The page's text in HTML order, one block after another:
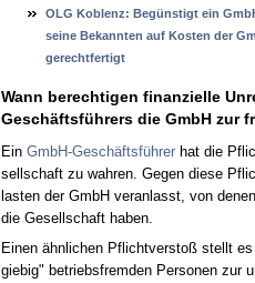
OLG Ko­blenz: Begüns­tigt ein
sei­ne Be­kann­ten auf Kos­ten der
ge­recht­fer­tigt
Wann be­rech­ti­gen fi­nan­zi­el­le
Geschäftsführers die GmbH zur
Ein GmbH-Geschäftsführerhat die
sell­schaft zu wah­ren. Ge­gen die­se
las­ten der GmbH ver­an­lasst, von
die Ge­sell­schaft ha­ben.
Ei­nen ähn­li­chen Pflicht­ver­s­toß stellt
gie­big" be­triebs­frem­den Per­so­nen zur